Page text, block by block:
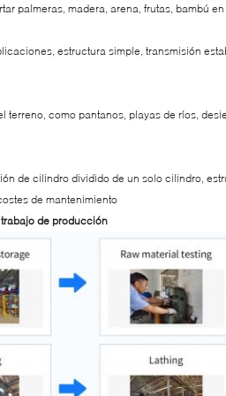
palmeras, madera, arena, frutas, bambú
estructura simple, transmisión
terreno, como pantanos, playas de ríos,
de cilindro dividido de un solo cilindro,
de mantenimiento
de producción